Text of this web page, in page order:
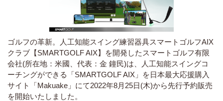
ゴルフの革新。人工知能スイング練習器具スマートゴルフAIX
クラブ【SMARTGOLF AIX】を開発したスマートゴルフ有限
会社(所在地：米國、代表：金 鐘民)は、人工知能スイングコ
ーチングができる「SMARTGOLF AIX」を日本最大応援購入
サイト「Makuake」にて2022年8月25日(木)から先行予約販売
を開始いたしました。